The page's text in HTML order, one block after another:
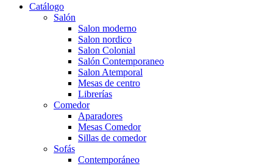
Catálogo
Salón
Salon moderno
Salon nordico
Salon Colonial
Salón Contemporaneo
Salon Atemporal
Mesas de centro
Librerías
Comedor
Aparadores
Mesas Comedor
Sillas de comedor
Sofás
Contemporáneo